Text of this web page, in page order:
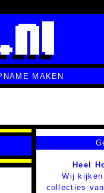
MAKEN
Heel
Wij
collecties